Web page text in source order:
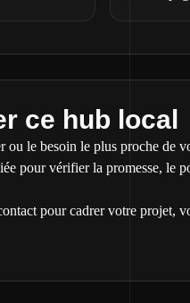
ce hub local
ou le besoin le plus proche de
pour vérifier la promesse, le
pour cadrer votre projet,